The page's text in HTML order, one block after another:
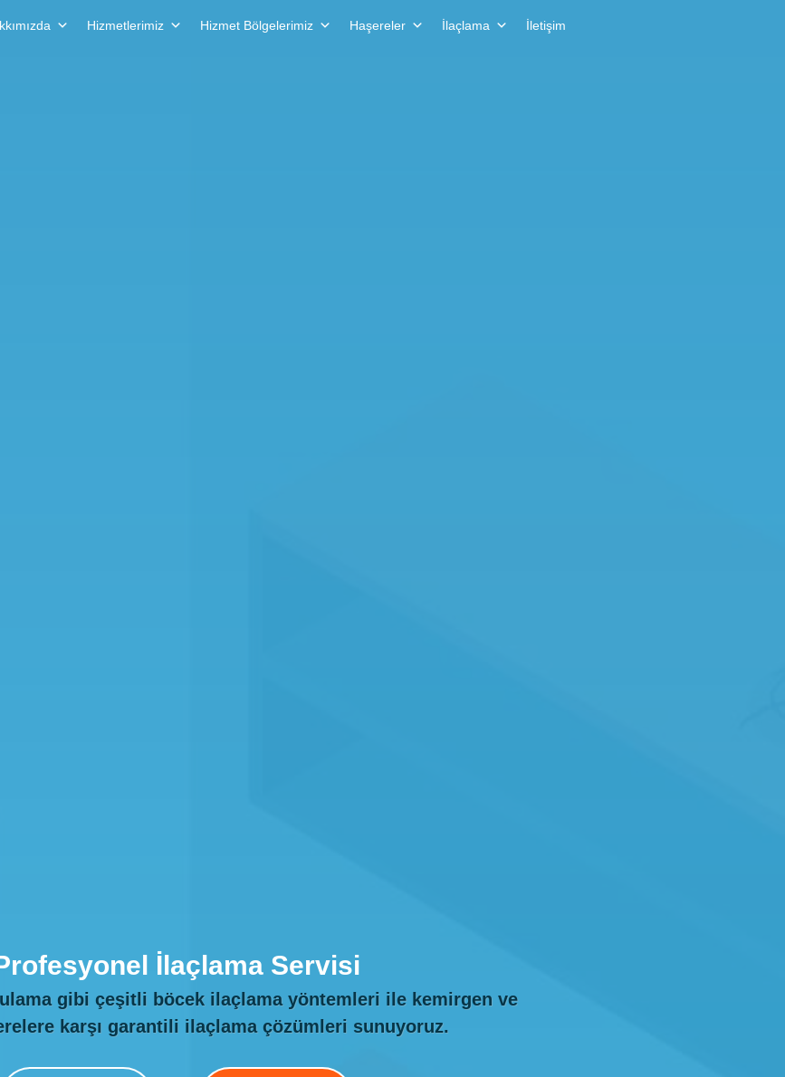
Hizmetlerimiz Hizmet Bölgelerimiz Haşereler İlaçlama İletişim
İlaçlama Servisi
gibi çeşitli böcek ilaçlamayöntemleri ile kemirgen ve
karşı garantili ilaçlama çözümleri sunuyoruz.